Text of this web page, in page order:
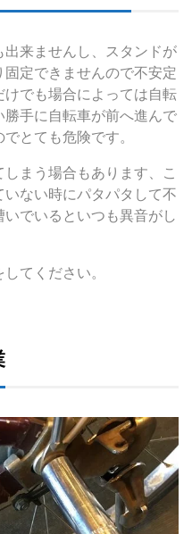
来ませんし、スタンドが
定できませんので不安定
でも場合によっては自転
手に自転車が前へ進んで
とても危険です。
まう場合もあります、こ
ない時にパタパタして不
でいるといつも異音がし
てください。